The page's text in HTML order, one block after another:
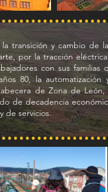
transición y cambio de
por la tracción
con sus familias
80, la automatización y
de Zona de
de decadencia
de servicios.